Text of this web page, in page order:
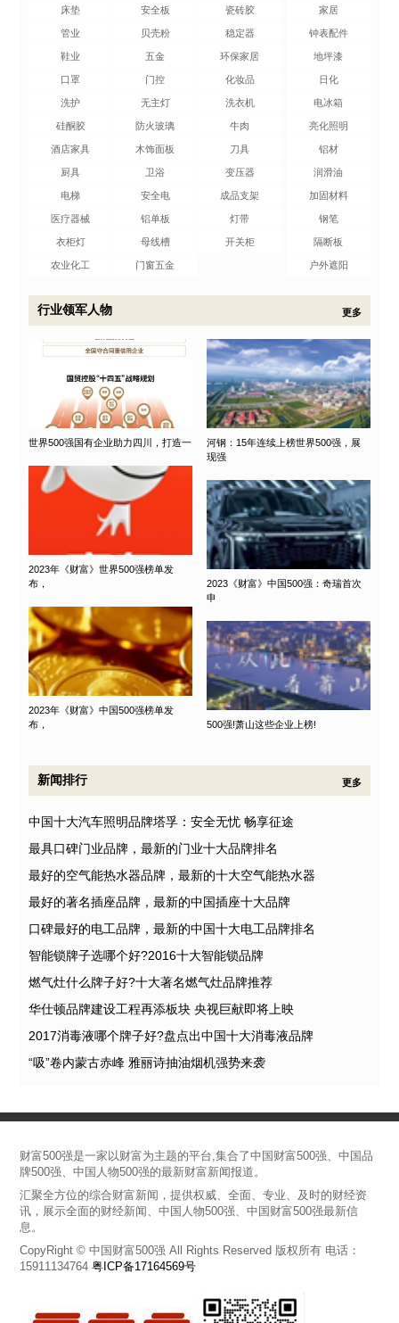
床垫 安全板 家居
瓷砖胶
管业 贝壳粉 钟表配件
稳定器
鞋业 五金 地坪漆
环保家居
口罩 门控 日化
化妆品
洗护 无主灯 电冰箱
洗衣机
硅酮胶 防火玻璃 亮化照明
牛肉
酒店家具 木饰面板 铝材
刀具
厨具 卫浴 润滑油
变压器
电梯 安全电 加固材料
成品支架
医疗器械 铝单板 钢笔
灯带
衣柜灯 母线槽 隔断板
开关柜
农业化工 门窗五金 户外遮阳
行业领军人物 更多
世界500强国有企业助力四川，打造一
河钢：15年连续上榜世界500强，展
现强
2023年《财富》世界500强榜单发
布，
2023《财富》中国500强：奇瑞首次
申
2023年《财富》中国500强榜单发
布，
500强!萧山这些企业上榜!
新闻排行 更多
中国十大汽车照明品牌塔孚：安全无忧 畅享征途
最具口碑门业品牌，最新的门业十大品牌排名
最好的空气能热水器品牌，最新的十大空气能热水器
最好的著名插座品牌，最新的中国插座十大品牌
口碑最好的电工品牌，最新的中国十大电工品牌排名
智能锁牌子选哪个好?2016十大智能锁品牌
燃气灶什么牌子好?十大著名燃气灶品牌推荐
华仕顿品牌建设工程再添板块 央视巨献即将上映
2017消毒液哪个牌子好?盘点出中国十大消毒液品牌
“吸”卷内蒙古赤峰 雅丽诗抽油烟机强势来袭
财富500强是一家以财富为主题的平台,集合了中国财富500强、中国品
牌500强、中国人物500强的最新财富新闻报道。
汇聚全方位的综合财富新闻，提供权威、全面、专业、及时的财经资
讯，展示全面的财经新闻、中国人物500强、中国财富500强最新信
息。
CopyRight © 中国财富500强 All Rights Reserved 版权所有 电话：
15911134764粤ICP备17164569号